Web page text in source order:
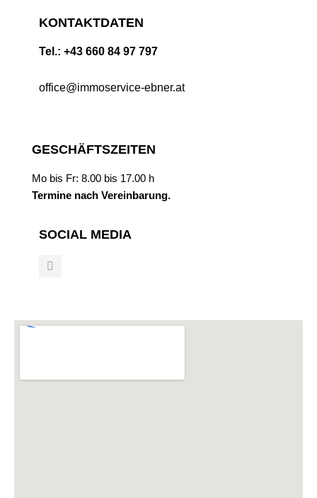
KONTAKTDATEN
Tel.: +43 660 84 97 797
office@immoservice-ebner.at
GESCHÄFTSZEITEN
Mo bis Fr: 8.00 bis 17.00 h
Termine nach Vereinbarung.
SOCIAL MEDIA
F
a
o